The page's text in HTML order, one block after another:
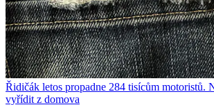
Řidičák letos propadne 284 tisícům motoristů.
vyřídit z domova